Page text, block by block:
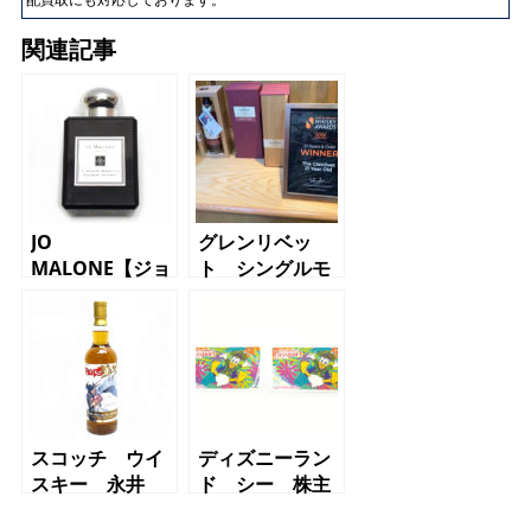
関連記事
JO
MALONE【ジョ
ーマローン】香
水【質屋】【か
んてい局】【三
軒茶屋】【田園
都市線、用賀駅
からのお客様か
ら買取】
グレンリベッ
ト シングルモ
ー アーカイ
ブ 21年 質
屋 かんてい
スコッチ ウイ
スキー 永井
ディズニーラン
ド シー 株主